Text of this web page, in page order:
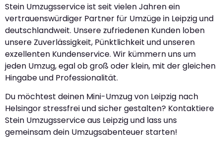
Stein Umzugsservice ist seit vielen Jahren ein
vertrauenswürdiger Partner für Umzüge in Leipzig und
deutschlandweit. Unsere zufriedenen Kunden loben
unsere Zuverlässigkeit, Pünktlichkeit und unseren
exzellenten Kundenservice. Wir kümmern uns um
jeden Umzug, egal ob groß oder klein, mit der gleichen
Hingabe und Professionalität.
Du möchtest deinen Mini-Umzug von Leipzig nach
Helsingor stressfrei und sicher gestalten? Kontaktiere
Stein Umzugsservice aus Leipzig und lass uns
gemeinsam dein Umzugsabenteuer starten!